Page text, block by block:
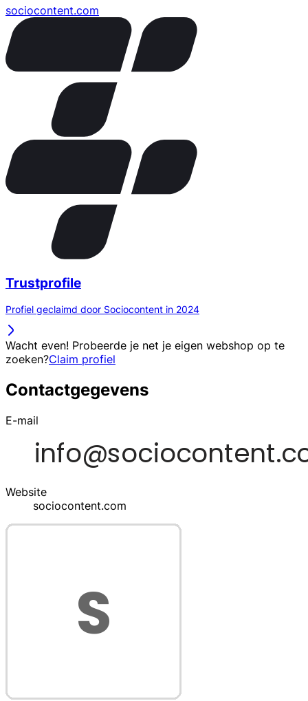
sociocontent.com
Trustprofile
Profiel geclaimd door Sociocontent in 2024
Wacht even! Probeerde je net je eigen webshop op te
zoeken?Claim profiel
Contactgegevens
E-mail
Website
sociocontent.com